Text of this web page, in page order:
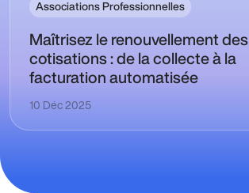
Associations Professionnelles
Maîtrisez le renouvellement des
cotisations : de la collecte à la
facturation automatisée
10 Déc 2025